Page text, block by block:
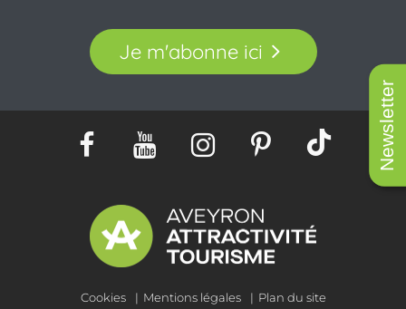
Newsletter
Je m'abonne ici
Cookies Mentions légales Plan du site